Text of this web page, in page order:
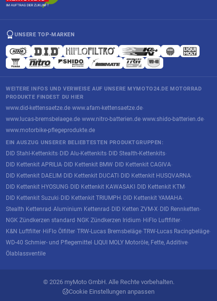
UNSERE TOP-MARKEN
WEITERE INFOS UND VERWEISE AUF UNSERE MYMOTO24.DE MOTORRAD
PRODUKTE FINDEST DU HIER
www.did-kettensaetze.de·www.afam-kettensaetze.de·
www.lucas-bremsbelaege.de·www.nitro-batterien.de·www.shido-batterien.de·
www.motorbike-pflegeprodukte.de
EIN AUSZUG UNSERER BELIEBTESTEN PRODUKTGRUPPEN:
DID Stahl-Kettenkits· DID Alu-Kettenkits· DID Stealth-Kettenkits·
DID Kettenkit APRILIA· DID Kettenkit BMW· DID Kettenkit CAGIVA·
DID Kettenkit DAELIM· DID Kettenkit DUCATI· DID Kettenkit HUSQVARNA·
DID Kettenkit HYOSUNG· DID Kettenkit KAWASAKI· DID Kettenkit KTM·
DID Kettenkit Suzuki· DID Kettenkit TRIUMPH· DID Kettenkit YAMAHA·
Stealth Kettenrad·Aluminium Kettenrad· DID Ketten ZVM-X· DID Rennketten·
NGK Zündkerzen standard· NGK Zündkerzen Iridium· HiFlo Luftfilter·
K&N Luftfilter· HiFlo Ölfilter·TRW-Lucas Bremsbeläge·TRW-Lucas Racingbeläge·
WD-40 Schmier- und Pflegemittel· LIQUI MOLY Motoröle, Fette, Additive·
Ölablassventile
© 2026 myMoto GmbH. Alle Rechte vorbehalten.
Cookie Einstellungen anpassen